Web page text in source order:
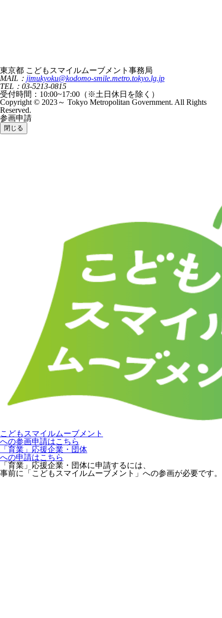
東京都 こどもスマイルムーブメント事務局
MAIL： jimukyoku@kodomo-smile.metro.tokyo.lg.jp
TEL：03-5213-0815
受付時間：10:00~17:00（※土日休日を除く）
Copyright © 2023～ Tokyo Metropolitan Government. All Rights
Reserved.
参画申請
閉じる
こどもスマイルムーブメント
への参画申請はこちら
「育業」応援企業・団体
への申請はこちら
「育業」応援企業・団体に申請するには、
事前に「こどもスマイルムーブメント」への参画が必要です。